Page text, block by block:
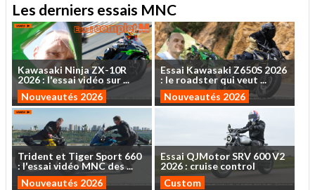
Les derniers essais MNC
Kawasaki NinjaZX-10R
2026: l'essaividéo sur...
Nouveautés 2026
Essai KawasakiZ650S 2026
: le roadsterquiveut ...
Nouveautés 2026
Trident et TigerSport 660
: l'essaividéoMNCdes...
Nouveautés 2026
EssaiQJMotorSRV 600V2
2026 : cruise control
Custom